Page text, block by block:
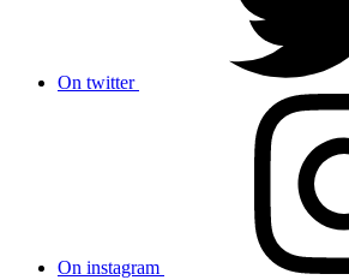
On twitter
On instagram